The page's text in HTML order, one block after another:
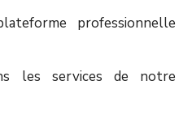
professionnelle
les services de notre